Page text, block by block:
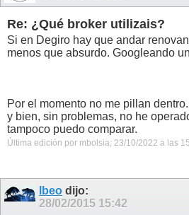
Re: ¿Qué broker utilizais?
Si en Degiro hay que andar
menos que absurdo. Googleando
Por el momento no me pillan
y bien, sin problemas, no he
tampoco puedo comparar.
Última edición por mbolsia; 23/10/2022 a las
lbeo dijo:
28/02/2015 15:42